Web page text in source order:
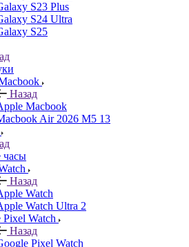
S23 Plus
S24 Ultra
S25
Назад
Macbook
Air 2026 M5 13
Назад
Watch
Watch Ultra 2
Pixel Watch
Назад
Pixel Watch